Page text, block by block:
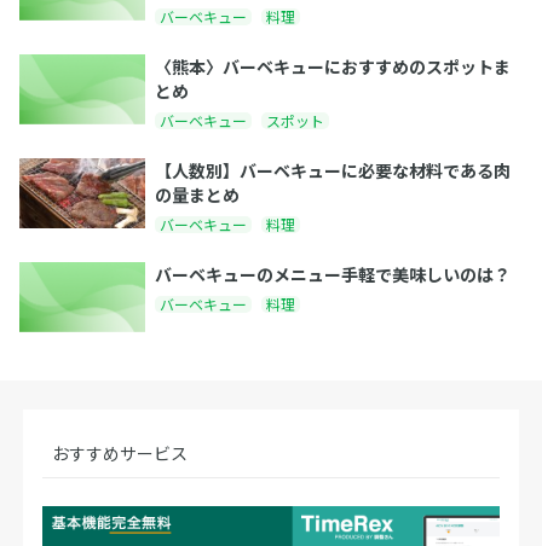
バーベキュー 料理
〈熊本〉バーベキューにおすすめのスポットま
とめ
バーベキュー スポット
【人数別】バーベキューに必要な材料である肉
の量まとめ
バーベキュー 料理
バーベキューのメニュー手軽で美味しいのは？
バーベキュー 料理
おすすめサービス